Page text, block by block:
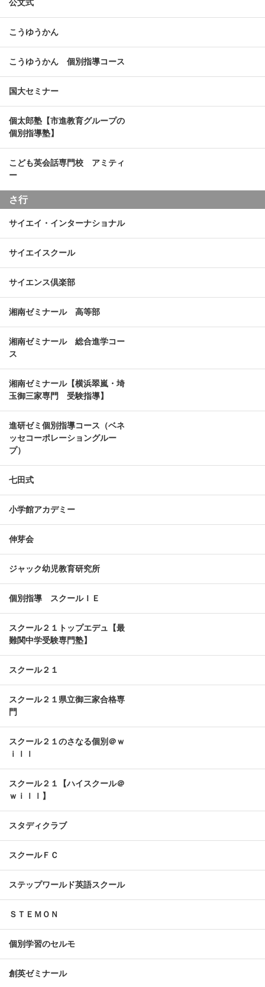
公文式
こうゆうかん
こうゆうかん 個別指導コース
国大セミナー
個太郎塾【市進教育グループの
個別指導塾】
こども英会話専門校 アミティ
ー
さ行
サイエイ・インターナショナル
サイエイスクール
サイエンス倶楽部
湘南ゼミナール 高等部
湘南ゼミナール 総合進学コー
ス
湘南ゼミナール【横浜翠嵐・埼
玉御三家専門 受験指導】
進研ゼミ個別指導コース（ベネ
ッセコーポレーショングルー
プ）
七田式
小学館アカデミー
伸芽会
ジャック幼児教育研究所
個別指導 スクールＩＥ
スクール２１トップエデュ【最
難関中学受験専門塾】
スクール２１
スクール２１県立御三家合格専
門
スクール２１のさなる個別＠ｗ
ｉｌｌ
スクール２１【ハイスクール＠
ｗｉｌｌ】
スタディクラブ
スクールＦＣ
ステップワールド英語スクール
ＳＴＥＭＯＮ
個別学習のセルモ
創英ゼミナール